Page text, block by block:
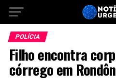
POLÍCIA
Filho encontra
córrego em